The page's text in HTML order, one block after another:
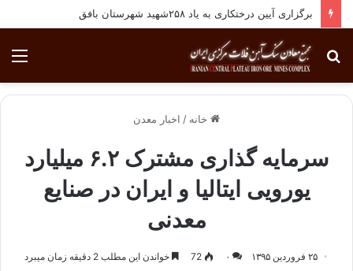
برگزاری آیین درختکاری به یاد ۲۵۸شهید شهرستان بافق
جستجو
برای
خانه / اخبار معدن
سرمایه گذاری مشترک ۶.۲ میلیارد
یورویی ایتالیا و ایران در صنایع
معدنی
۲۵ فروردین ۱۳۹۵ ۰ 72 خواندن این مطلب 2 دقیقه زمان میبرد